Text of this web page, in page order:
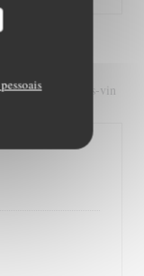
un accord mets-vin